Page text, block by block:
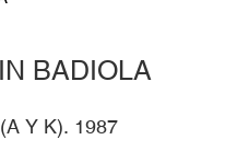
BADIOLA
Y K). 1987